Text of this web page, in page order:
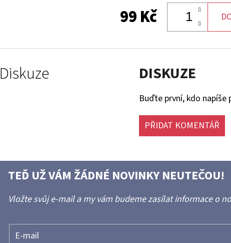
99 Kč
Diskuze DISKUZE
Buďte první, kdo napíše
PŘIDAT KOMENTÁŘ
TEĎ UŽ VÁM ŽÁDNÉ NOVINKY NEUTEČOU!
Vložte svůj e-mail a my vám budeme zasílat informace o
E-mail